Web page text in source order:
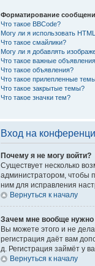
Форматирование
Что такое BBCode?
Могу ли я использовать
Что такое смайлики?
Могу ли я добавлять
Что такое важные
Что такое объявления?
Что такое прилепленные
Что такое закрытые темы?
Что такое значки тем?
Вход на
Почему я не могу войти?
Существует несколько
администратором, чтобы
ним для исправления
Вернуться к началу
Зачем мне вообще нужно
Вы можете этого и не
регистрация даёт вам
д. Регистрация займёт у
Вернуться к началу